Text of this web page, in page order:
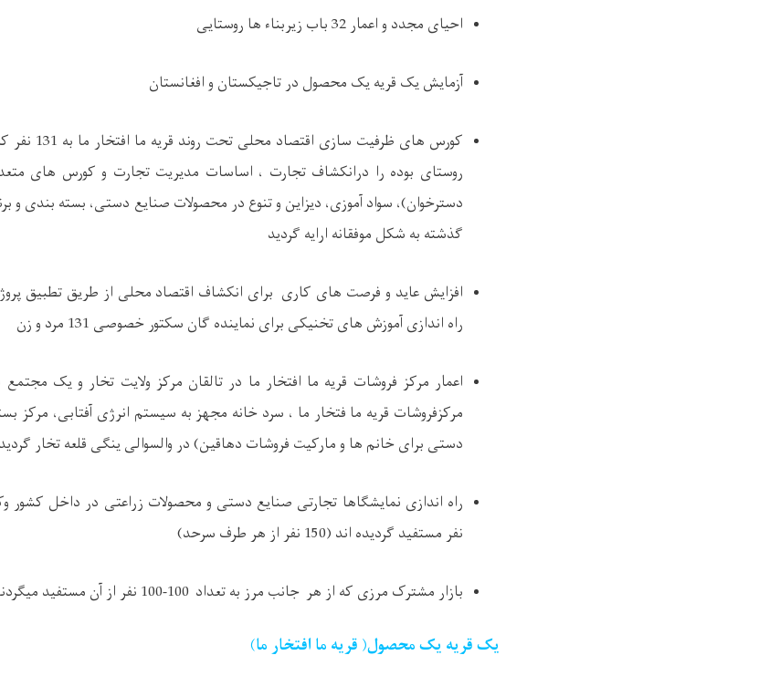
احیای مجدد و اعمار 32 باب زیربناء ها روستایی
آزمایش یک قریه یک محصول در تاجیکستان و افغانستان
روستای بوده را درانکشاف تجارت ، اساسات مدیریت تجارت و کورس های
دسترخوان)، سواد آموزی، دیزاین و تنوع در محصولات صنایع دستی، بسته بندی و
گذشته به شکل موفقانه ارایه گردید
افزایش عاید و فرصت های کاری برای انکشاف اقتصاد محلی از طریق تطبیق
راه اندازی آموزش های تخنیکی برای نماینده گان سکتور خصوصی 131 مرد و زن
اعمار مرکز فروشات قریه ما افتخار ما در تالقان مرکز ولایت تخار و یک
مرکزفروشات قریه ما فتخار ما ، سرد خانه مجهز به سیستم انرژی آفتابی، مرکز
دستی برای خانم ها و مارکیت فروشات دهاقین) در والسوالی ینگی قلعه تخار
نفر مستفید گردیده اند (150 نفر از هر طرف سرحد)
بازار مشترک مرزی که از هر جانب مرز به تعداد 100-100 نفر از آن مستفید میگردند.
یک قریه یک محصول( قریه ما افتخار ما)